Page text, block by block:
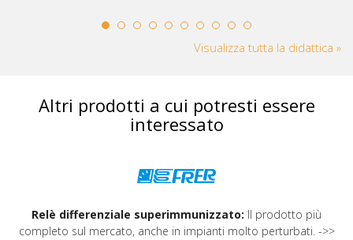
Visualizza tutta la didattica »
Altri prodotti a cui potresti essere
interessato
Relè differenziale superimmunizzato: Il prodotto più
completo sul mercato, anche in impianti molto perturbati. ->>